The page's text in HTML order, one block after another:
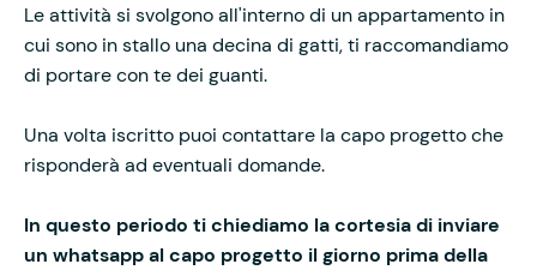
Le attività si svolgono all'interno di un appartamento in
cui sono in stallo una decina di gatti, ti raccomandiamo
di portare con te dei guanti.
Una volta iscritto puoi contattare la capo progetto che
risponderà ad eventuali domande.
In questo periodo ti chiediamo la cortesia di inviare
un whatsapp al capo progetto il giorno prima della